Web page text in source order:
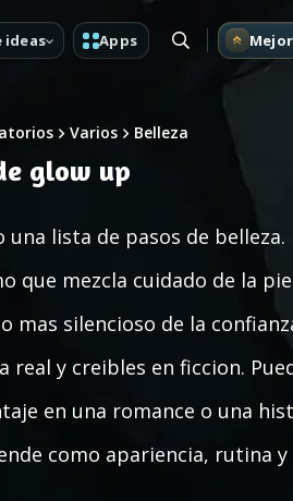
ideas Apps
Varios Belleza
glow up
lista de pasos de
que mezcla cuidado de la
silencioso de la
real y creibles en ficcion.
en una romance o una
como apariencia, rutina